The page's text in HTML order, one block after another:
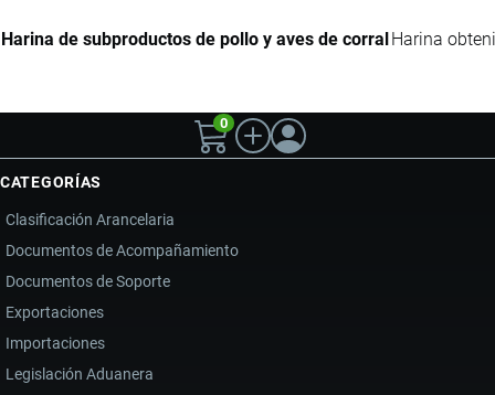
Harina de subproductos de pollo y aves de corral Harina
0
CATEGORÍAS
Clasificación Arancelaria
Documentos de Acompañamiento
Documentos de Soporte
Exportaciones
Importaciones
Legislación Aduanera